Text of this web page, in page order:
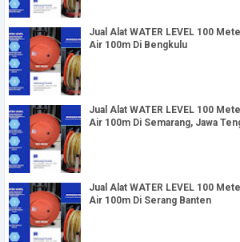
Jual Alat WATER LEVEL 100
Air 100m Di Bengkulu
Jual Alat WATER LEVEL 100
Air 100m Di Semarang, Jawa
Jual Alat WATER LEVEL 100
Air 100m Di Serang Banten